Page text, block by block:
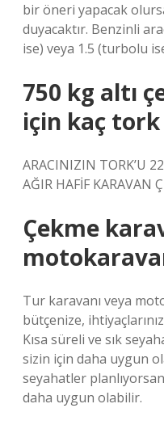
bir öneri yapacak
duyacaktır. Benzinli
ise) veya 1.5 (turbolu
750 kg altı
için kaç
ARACINIZIN TORK’U
AĞIR HAFİF KARAVAN
Çekme
Tur karavanı veya
bütçenize,
Kısa süreli ve sık
sizin için daha uygun
seyahatler
daha uygun olabilir.